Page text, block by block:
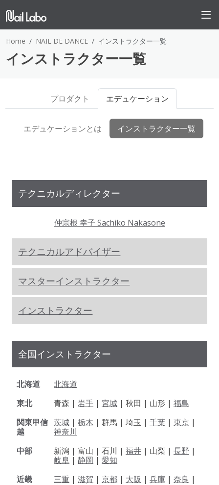
Home NAIL DE DANCE インストラクター一覧
インストラクター一覧
プロダクト エデュケーション
エデュケーションとは インストラクター一覧
テクニカルディレクター
仲宗根 幸子 Sachiko Nakasone
テクニカルアドバイザー
マスターインストラクター
インストラクター
全国インストラクター
北海道
北海道
東北
青森 | 岩手 | 宮城 | 秋田 | 山形 | 福島
関東甲信
越
茨城 | 栃木 | 群馬 | 埼玉 | 千葉 | 東京 |
神奈川
中部
新潟 | 富山 | 石川 | 福井 | 山梨 | 長野 |
岐阜 | 静岡 | 愛知
近畿
三重 | 滋賀 | 京都 | 大阪 | 兵庫 | 奈良 |